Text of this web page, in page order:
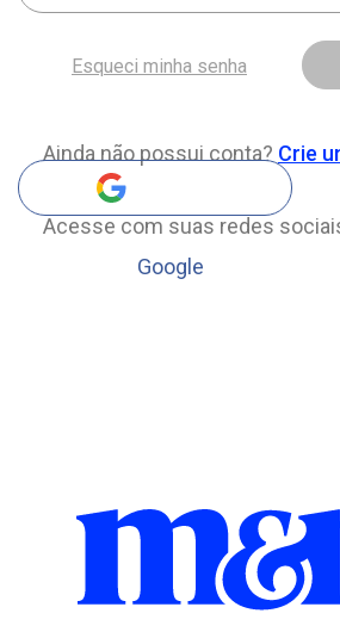
Esqueci minha senha
Ainda não possui conta? Crie
Acesse com suas redes
Google